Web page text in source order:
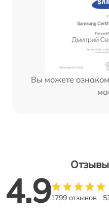
Вы можете
4.91799 отзывов